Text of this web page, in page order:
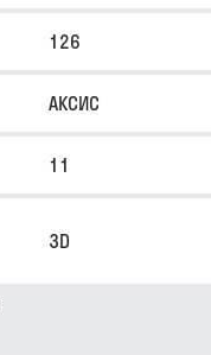
126
АКСИС
11
3D